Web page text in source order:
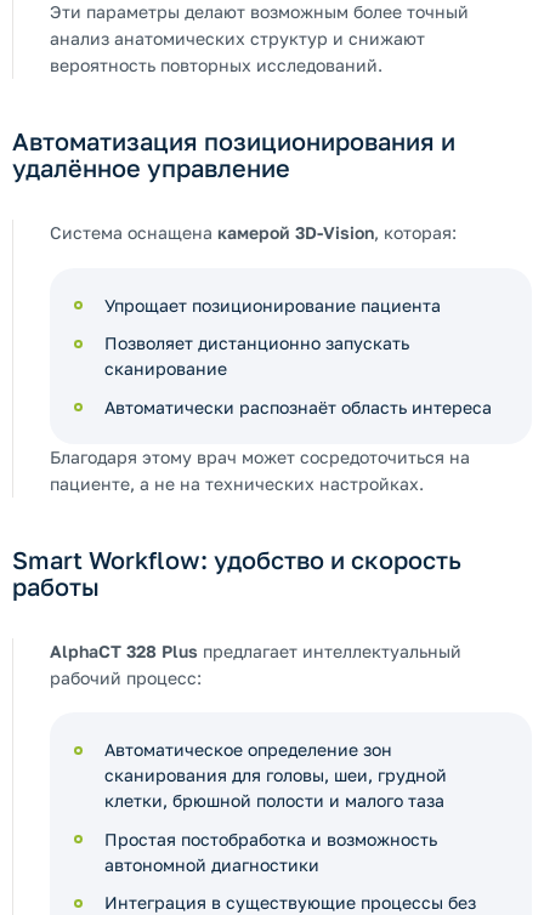
Эти параметры делают возможным более точный
анализ анатомических структур и снижают
вероятность повторных исследований.
Автоматизация позиционирования и
удалённое управление
Система оснащена камерой 3D-Vision, которая:
Упрощает позиционирование пациента
Позволяет дистанционно запускать
сканирование
Автоматически распознаёт область интереса
Благодаря этому врач может сосредоточиться на
пациенте, а не на технических настройках.
Smart Workflow: удобство и скорость
работы
AlphaCT 328 Plus предлагает интеллектуальный
рабочий процесс:
Автоматическое определение зон
сканирования для головы, шеи, грудной
клетки, брюшной полости и малого таза
Простая постобработка и возможность
автономной диагностики
Интеграция в существующие процессы без